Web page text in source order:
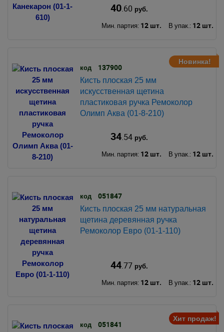
40.60 руб.
Мин. партия: 12 шт. В упак.: 12 шт.
Новинка!
код 137900
Кисть плоская 25 мм
искусственная щетина
пластиковая ручка Ремоколор
Олимп Аква (01-8-210)
34.54руб.
Мин. партия: 12 шт. В упак.: 12 шт.
код 051847
Кисть плоская 25 мм натуральная
щетина деревянная ручка
Ремоколор Евро (01-1-110)
44.77 руб.
Мин. партия: 12 шт. В упак.: 12 шт.
Хит продаж!
код 051841